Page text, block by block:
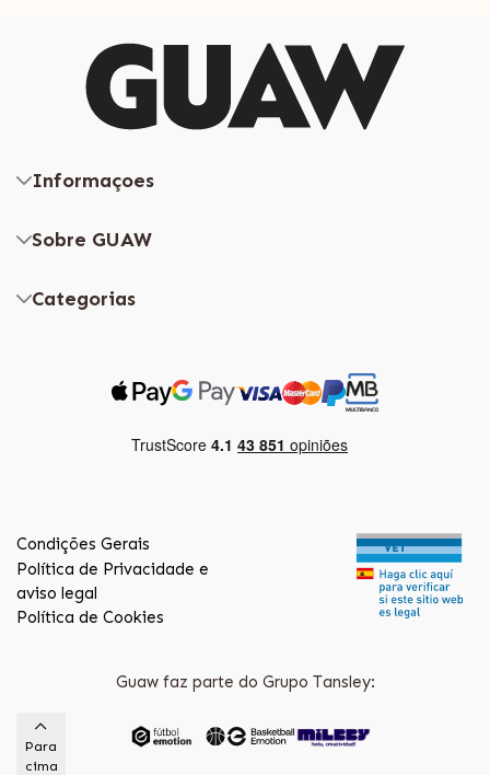
Informaçoes
Sobre GUAW
Categorias
Condições Gerais
Política de Privacidade e
aviso legal
Política de Cookies
Guaw faz parte do Grupo Tansley:
Para
cima